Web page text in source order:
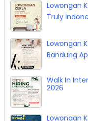
Lowongan
Truly
Lowongan
Bandung
Walk In
2026
Lowongan